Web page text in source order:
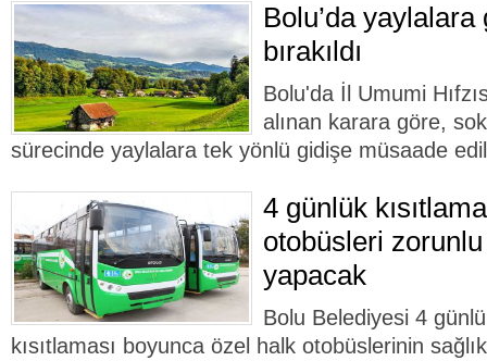
Bolu’da
bırakıldı
Bolu'da İl Umumi
alınan karara göre,
sürecinde yaylalara tek yönlü gidişe müsaade
4 günlük
otobüsleri
yapacak
Bolu Belediyesi 4
kısıtlaması boyunca özel halk otobüslerinin